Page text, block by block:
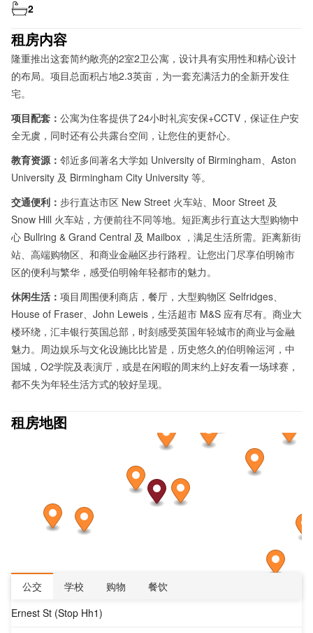
2
租房内容
隆重推出这套简约敞亮的2室2卫公寓， 设计具有实用性和精心设计
的布局。 项目总面积占地2.3英亩，为一套充满活力的全新开发住
宅。
项目配套： 公寓为住客提供了24小时礼宾安保+CCTV，保证住户安
全无虞，同时还有公共露台空间，让您住的更舒心。
教育资源： 邻近多间著名大学如 University of Birmingham、Aston
University 及 Birmingham City University 等。
交通便利： 步行直达市区 New Street 火车站、Moor Street 及
Snow Hill 火车站，方便前往不同等地。短距离步行直达大型购物中
心 Bullring & Grand Central 及 Mailbox ，满足生活所需。 距离新街
站、高端购物区、和商业金融区步行路程。让您出门尽享伯明翰市
区的便利与繁华，感受伯明翰年轻都市的魅力 。
休闲生活： 项目周围便利商店，餐厅，大型购物区 Selfridges、
House of Fraser、John Leweis，生活超市 M&S 应有尽有。 商业大
楼环绕，汇丰银行英国总部，时刻感受英国年轻城市的商业与金融
魅力。周边娱乐与文化设施比比皆是，历史悠久的伯明翰运河，中
国城，O2学院及表演厅，或是在闲暇的周末约上好友看一场球赛，
都不失为年轻生活方式的较好呈现。
租房地图
公交 学校 购物
餐饮
Ernest St (Stop Hh1)